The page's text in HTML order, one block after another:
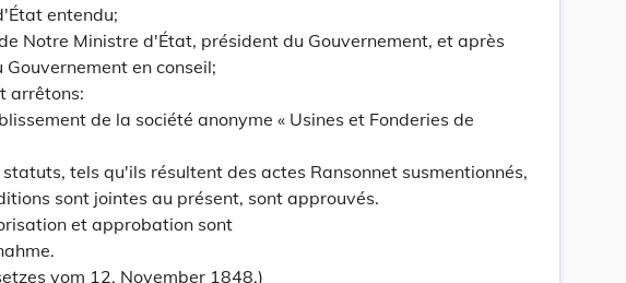
entendu;
Notre Ministre d'État, président du Gouvernement, et après
en conseil;
arrêtons:
de la société anonyme « Usines et Fonderies de
tels qu'ils résultent des actes Ransonnet susmentionnés,
sont jointes au présent, sont approuvés.
et approbation sont
vom 12. November 1848.)